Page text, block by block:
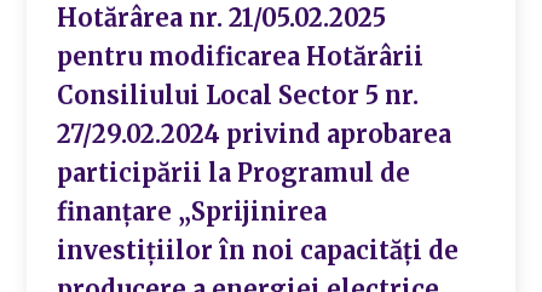
Hotărârea nr. 21/05.02.2025
pentru modificarea Hotărârii
Consiliului Local Sector 5 nr.
27/29.02.2024 privind aprobarea
participării la Programul de
finanțare „Sprijinirea
investițiilor în noi capacități de